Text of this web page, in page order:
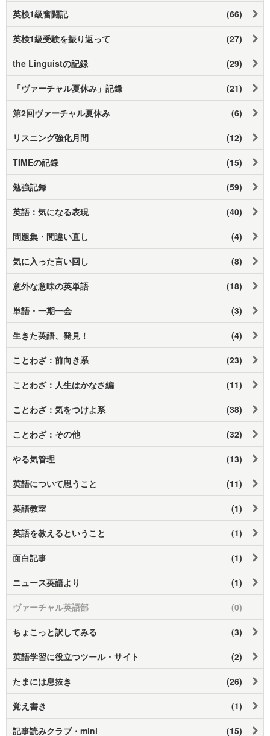
英検1級奮闘記 (66)
英検1級受験を振り返って (27)
the Linguistの記録 (29)
「ヴァーチャル夏休み」記録 (21)
第2回ヴァーチャル夏休み (6)
リスニング強化月間 (12)
TIMEの記録 (15)
勉強記録 (59)
英語：気になる表現 (40)
問題集・間違い直し (4)
気に入った言い回し (8)
意外な意味の英単語 (18)
単語・一期一会 (3)
生きた英語、発見！ (4)
ことわざ：前向き系 (23)
ことわざ：人生はかなさ編 (11)
ことわざ：気をつけよ系 (38)
ことわざ：その他 (32)
やる気管理 (13)
英語について思うこと (11)
英語教室 (1)
英語を教えるということ (1)
面白記事 (1)
ニュース英語より (1)
ヴァーチャル英語部 (0)
ちょこっと訳してみる (3)
英語学習に役立つツール・サイト (2)
たまには息抜き (26)
覚え書き (1)
記事読みクラブ・mini (15)